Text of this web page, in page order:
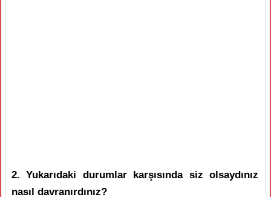
2. Yukarıdaki durumlar karşısında siz olsaydınız
nasıl davranırdınız?